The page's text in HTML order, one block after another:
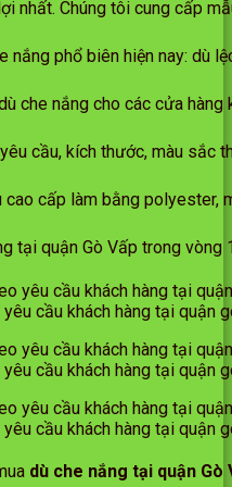
nhất. Chúng tôi cung cấp
nắng phổ biên hiện nay: dù
che nắng cho các cửa hàng
cầu, kích thước, màu sắc
cao cấp làm bằng
tại quận Gò Vấp trong vòng
cầu khách hàng tại quận
cầu khách hàng tại quận
cầu khách hàng tại quận
dù che nắng tại quận Gò